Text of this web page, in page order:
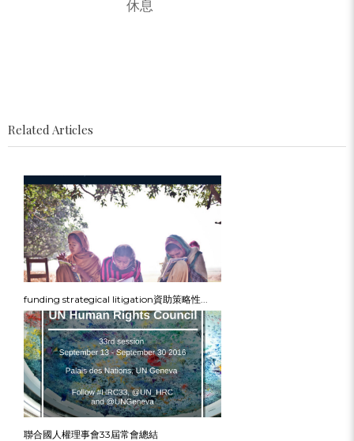
休息
Related Articles
funding strategical litigation資助策略性...
聯合國人權理事會33屆常會總結